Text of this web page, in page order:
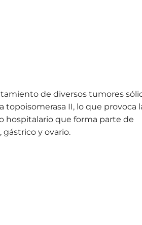
de diversos tumores
topoisomerasa II, lo que provoca
hospitalario que forma parte de
y ovario.